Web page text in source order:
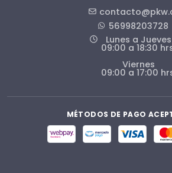
56998203728
Lunes a Jueves
09:00 a 18:30
Viernes
09:00 a 17:00
MÉTODOS DE PAGO